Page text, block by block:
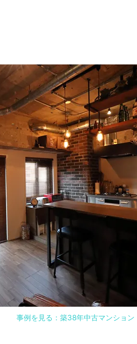
事例を見る：築38年中古マンション